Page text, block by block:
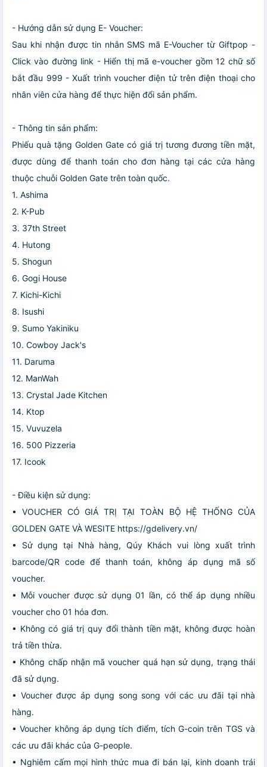
- Hướng dẫn sử dụng E- Voucher:
Sau khi nhận được tin nhắn SMS mã E-Voucher từ Giftpop -
Click vào đường link - Hiển thị mã e-voucher gồm 12 chữ số
bắt đầu 999 - Xuất trình voucher điện tử trên điện thoại cho
nhân viên cửa hàng để thực hiện đổi sản phẩm.
- Thông tin sản phẩm:
Phiếu quà tặng Golden Gate có giá trị tương đương tiền mặt,
được dùng để thanh toán cho đơn hàng tại các cửa hàng
thuộc chuỗi Golden Gate trên toàn quốc.
1. Ashima
2. K-Pub
3. 37th Street
4. Hutong
5. Shogun
6. Gogi House
7. Kichi-Kichi
8. Isushi
9. Sumo Yakiniku
10. Cowboy Jack's
11. Daruma
12. ManWah
13. Crystal Jade Kitchen
14. Ktop
15. Vuvuzela
16. 500 Pizzeria
17. Icook
- Điều kiện sử dụng:
• VOUCHER CÓ GIÁ TRỊ TẠI TOÀN BỘ HỆ THỐNG CỦA
GOLDEN GATE VÀ WESITE https://gdelivery.vn/
• Sử dụng tại Nhà hàng, Qúy Khách vui lòng xuất trình
barcode/QR code để thanh toán, không áp dụng mã số
voucher.
• Mỗi voucher được sử dụng 01 lần, có thể áp dụng nhiều
voucher cho 01 hóa đơn.
• Không có giá trị quy đổi thành tiền mặt, không được hoàn
trả tiền thừa.
• Không chấp nhận mã voucher quá hạn sử dụng, trạng thái
đã sử dụng.
• Voucher được áp dụng song song với các ưu đãi tại nhà
hàng.
• Voucher không áp dụng tích điểm, tích G-coin trên TGS và
các ưu đãi khác của G-people.
• Nghiêm cấm mọi hình thức mua đi bán lại, kinh doanh trái